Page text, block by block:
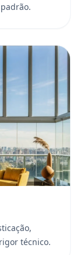
técnico.